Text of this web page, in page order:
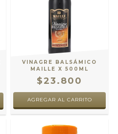
VINAGRE BALSÁMICO
MAILLE X 500ML
$23.800